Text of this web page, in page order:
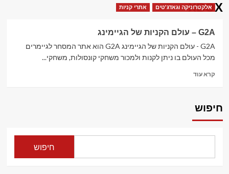
XBOX
אלקטרוניקה וגאדג'טים אתרי קניות
G2A – עולם הקניות של הגיימינג
G2A - עולם הקניות של הגיימינג G2A הוא אתר המסחר לגיימרים
מכל העולם בו ניתן לקנות ולמכור משחקי קונסולות, משחקי...
קרא עודRead
עולם
חיפוש
חיפוש